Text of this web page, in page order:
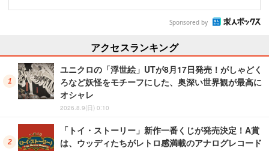
Sponsored by
アクセスランキング
ユニクロの「浮世絵」UTが8月17日発売！がしゃどく
ろなど妖怪をモチーフにした、奥深い世界観が最高に
オシャレ
2026.8.9(日) 0:10
「トイ・ストーリー」新作一番くじが発売決定！A賞
は、ウッディたちがレトロ感満載のアナログレコード